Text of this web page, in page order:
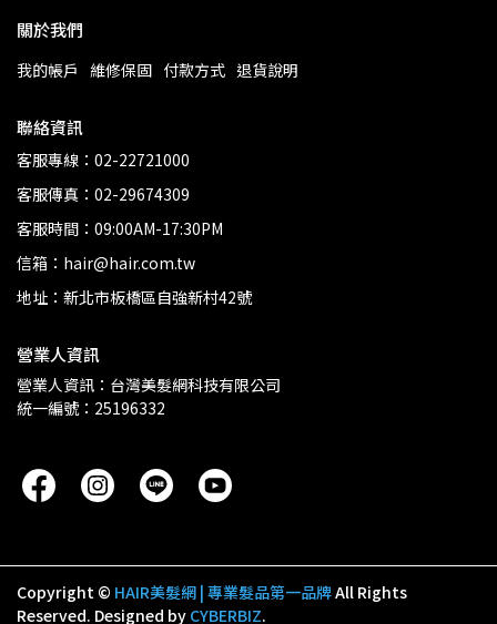
關於我們
我的帳戶 維修保固 付款方式 退貨說明
聯絡資訊
客服專線：02-22721000
客服傳真：02-29674309
客服時間：09:00AM-17:30PM
信箱：hair@hair.com.tw
地址：新北市板橋區自強新村42號
營業人資訊
營業人資訊：台灣美髮網科技有限公司
統一編號：25196332
Copyright © HAIR美髮網 | 專業髮品第一品牌All Rights
Reserved. Designed by CYBERBIZ.